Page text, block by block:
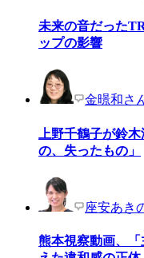
未来の音だった
ップの影響
金暻和さ
上野千鶴子が鈴
の、失ったもの」
座安あき
熊本視察動画、